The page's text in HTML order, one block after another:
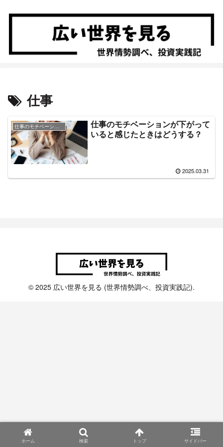
仕事
仕事のモチベーション
仕事のモチベーションが下がって
いると感じたときはどうする？
2025.03.31
© 2025 広い世界を見る (世界情勢調べ、投資実践記).
ホーム 検索 トップ サイドバー